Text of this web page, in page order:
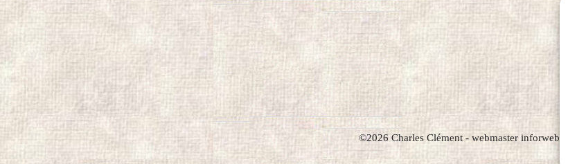
©2026 Charles Clément - webmaster inforweb.ch